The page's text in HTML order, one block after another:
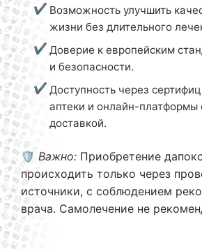
Возможность улучшить
жизни без длительного
Доверие к европейским
и безопасности.
Доступность через
аптеки и онлайн-платформы
доставкой.
🛡️ Важно: Приобретение
происходить только через
источники, с соблюдением
врача. Самолечение не